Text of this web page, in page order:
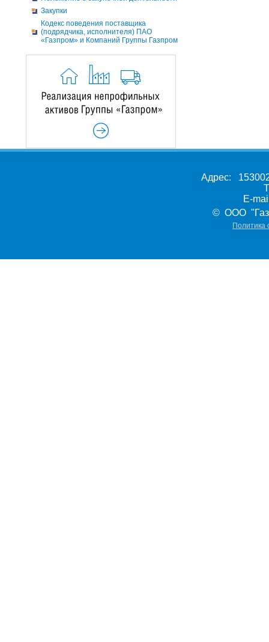
Закупки
Кодекс поведения поставщика
(подрядчика, исполнителя) ПАО
«Газпром» и Компаний Группы Газпром
Адрес:
E-
© ООО
Политика